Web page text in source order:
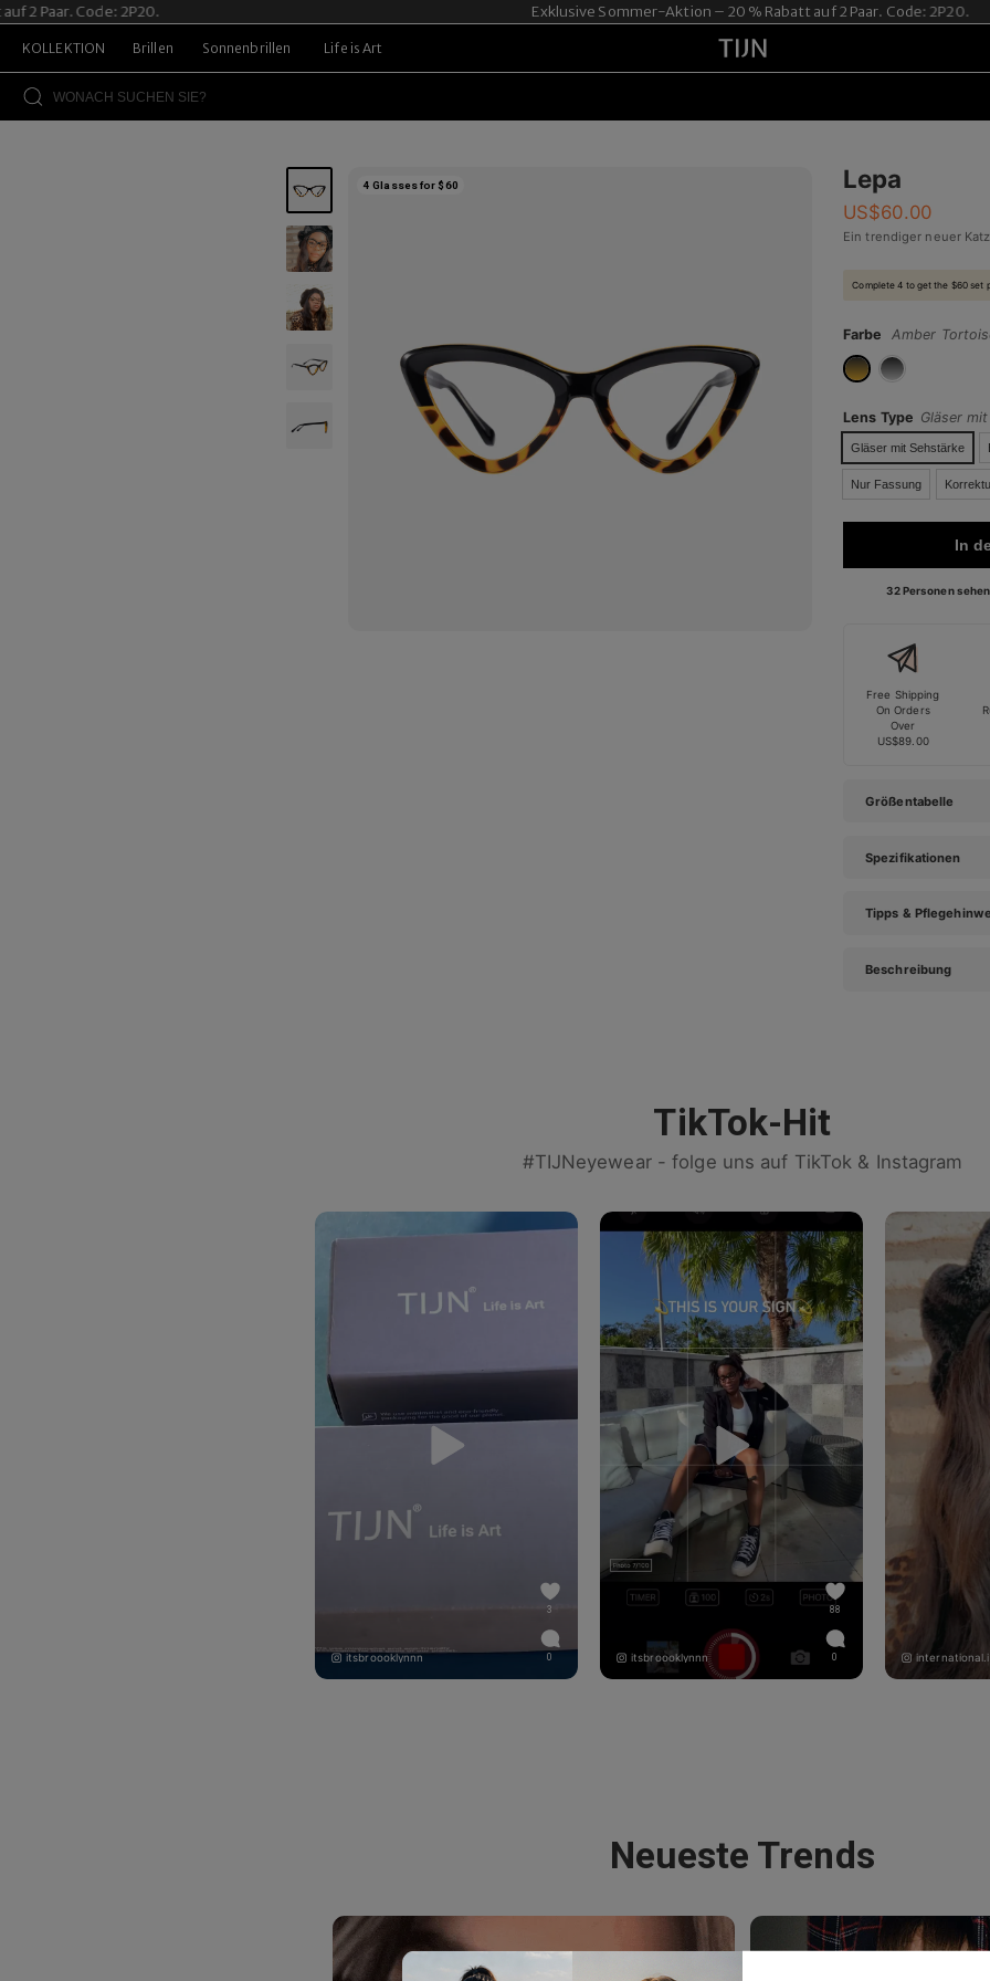
Code: 2P20. Exklusive Sommer-Aktion – 20 % Rabatt auf 2 Paar. Code: 2P20.
KOLLEKTION Brillen Sonnenbrillen Life is Art
4 Glasses for $60 Lepa
US$60.00
Ein trendiger neuer
Complete 4 to get the $60 set
Farbe Amber
Lens Type Gläser
Gläser mit Sehstärke
Nur Fassung
In
32 Personen
Free Shipping
On Orders
Over
US$89.00
Größentabelle
Spezifikationen
Tipps &
Beschreibung
TikTok-Hit
#TIJNeyewear - folge uns auf TikTok & Instagram
itsbroooklynnn
3
0 itsbroooklynnn
88
0
Neueste Trends